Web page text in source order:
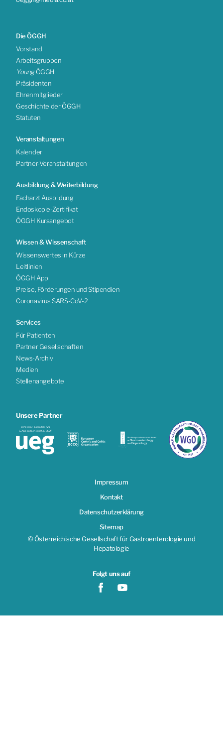
Die ÖGGH
Vorstand
Arbeitsgruppen
YoungÖGGH
Präsidenten
Ehrenmitglieder
Geschichte der ÖGGH
Statuten
Veranstaltungen
Kalender
Partner-Veranstaltungen
Ausbildung & Weiterbildung
Facharzt Ausbildung
Endoskopie-Zertifikat
ÖGGH Kursangebot
Wissen & Wissenschaft
Wissenswertes in Kürze
Leitlinien
ÖGGH App
Preise, Förderungen und Stipendien
Coronavirus SARS-CoV-2
Services
Für Patienten
Partner Gesellschaften
News-Archiv
Medien
Stellenangebote
Unsere Partner
Impressum
Kontakt
Datenschutzerklärung
Sitemap
© Österreichische Gesellschaft für Gastroenterologie und
Hepatologie
Folgt uns auf